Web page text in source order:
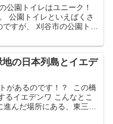
公園トイレはユニーク！
公園トイレといえばくさ
すが、 刈谷市の公園トイ
の日本列島とイエデ
があるのです！？ ￼ この橋
るイエデンワ こんなとこ
進んだ場所にある、東三河